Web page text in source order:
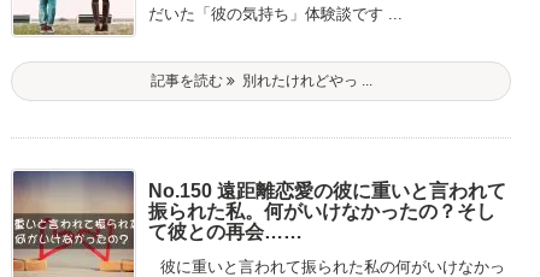
だいた「彼の気持ち」体験談です ...
記事を読む 別れたけれどやっ ...
No.150 遠距離恋愛の彼に重いと言われて
振られた私。何がいけなかったの？そし
て彼との再会……
彼に重いと言われて振られた私の何がいけなかっ